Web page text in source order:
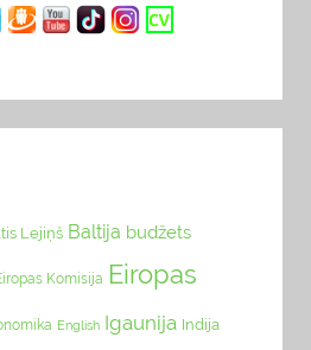
Lejiņš Baltija budžets
Komisija Eiropas
English Igaunija Indija